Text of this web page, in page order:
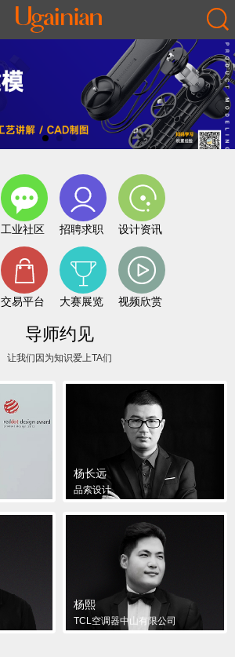
工业社区 招聘求职 设计资讯
交易平台 大赛展览 视频欣赏
导师约见
让我们因为知识爱上TA们
杨长远
品索设计
杨熙
TCL空调器中山有限公司